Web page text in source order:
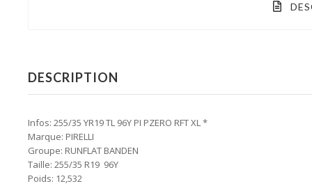
DESCRIPTION
Infos: 255/35 YR19 TL 96Y PI PZERO RFT XL *
Marque: PIRELLI
Groupe: RUNFLAT BANDEN
Taille: 255/35 R19 96Y
Poids: 12,532